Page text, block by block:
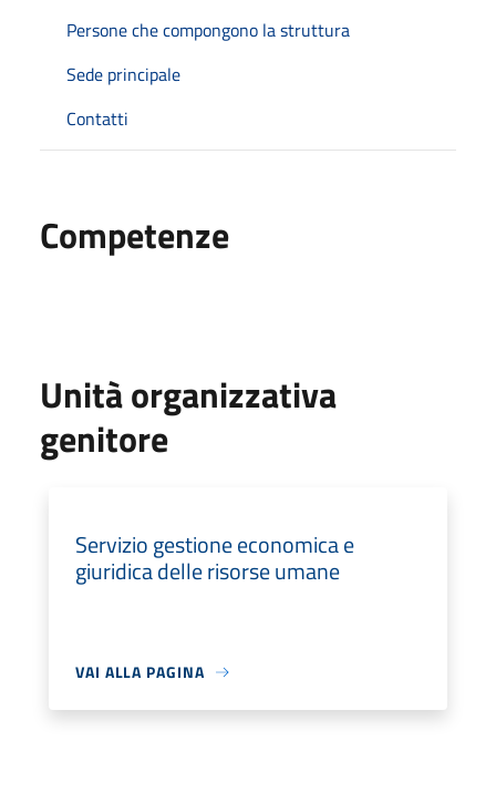
Persone che compongono la struttura
Sede principale
Contatti
Competenze
Unità organizzativa
genitore
Servizio gestione economica e
giuridica delle risorse umane
VAI ALLA PAGINA